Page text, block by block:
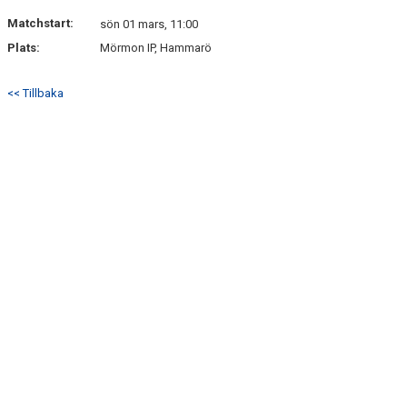
TRUPPEN
Matchstart:
sön 01 mars, 11:00
Plats:
Mörmon IP, Hammarö
<< Tillbaka